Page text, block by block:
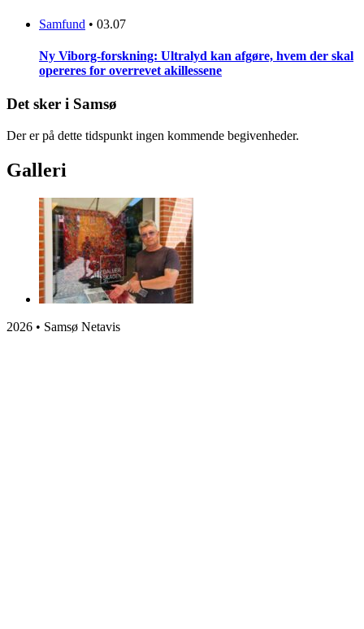
Samfund • 03.07
Ny Viborg-forskning: Ultralyd kan afgøre, hvem der skal
opereres for overrevet akillessene
Det sker i Samsø
Der er på dette tidspunkt ingen kommende begivenheder.
Galleri
2026 • Samsø Netavis